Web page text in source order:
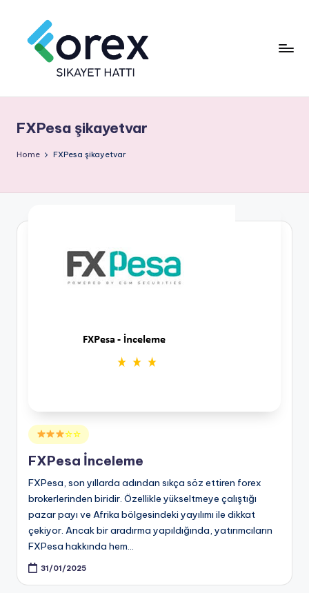
FXPesa şikayetvar
Home FXPesa şikayetvar
Posted
in
☆☆
FXPesa İnceleme
FXPesa, son yıllarda adından sıkça söz ettiren forex
brokerlerinden biridir. Özellikle yükseltmeye çalıştığı
pazar payı ve Afrika bölgesindeki yayılımı ile dikkat
çekiyor. Ancak bir aradırma yapıldığında, yatırımcıların
FXPesa hakkında hem…
31/01/2025